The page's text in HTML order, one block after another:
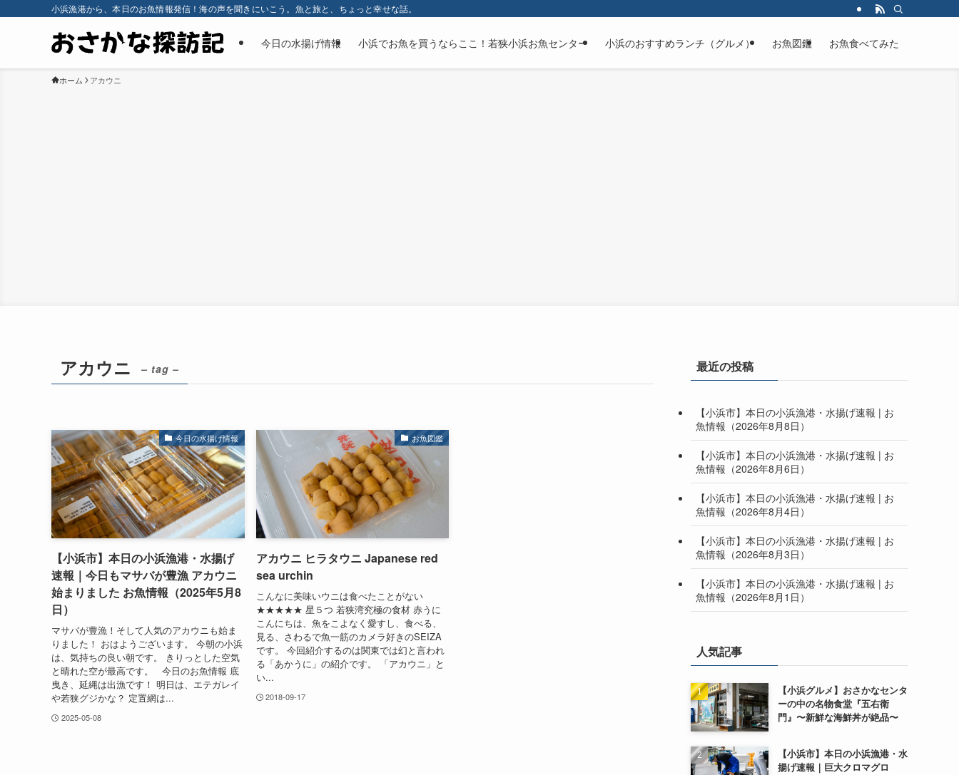
小浜漁港から、本日のお魚情報発信！海の声を聞きにいこう。魚と旅と、ちょっと幸せな話。
今日の水揚げ情報 小浜でお魚を買うならここ！若狭小浜お魚センター 小浜のおすすめランチ（グルメ） お魚図鑑 お魚食べてみた
ホーム アカウニ
アカウニ – tag –
今日の水揚げ情報
【小浜市】本日の小浜漁港・水揚げ
速報｜今日もマサバが豊漁 アカウニ
始まりました お魚情報（2025年5月8
日）
マサバが豊漁！そして人気のアカウニも始ま
りました！ おはようございます。 今朝の小浜
は、気持ちの良い朝です。 きりっとした空気
と晴れた空が最高です。 今日のお魚情報 底
曳き、延縄は出漁です！ 明日は、エテガレイ
や若狭グジかな？ 定置網は...
2025-05-08
お魚図鑑
アカウニ ヒラタウニ Japanese red
sea urchin
こんなに美味いウニは食べたことがない
★★★★★ 星５つ 若狭湾究極の食材 赤うに
こんにちは、魚をこよなく愛すし、食べる、
見る、さわるで魚一筋のカメラ好きのSEIZA
です。 今回紹介するのは関東では幻と言われ
る「あかうに」の紹介です。 「アカウニ」と
い...
2018-09-17
最近の投稿
【小浜市】本日の小浜漁港・水揚げ速報 | お
魚情報（2026年8月8日）
【小浜市】本日の小浜漁港・水揚げ速報 | お
魚情報（2026年8月6日）
【小浜市】本日の小浜漁港・水揚げ速報 | お
魚情報（2026年8月4日）
【小浜市】本日の小浜漁港・水揚げ速報 | お
魚情報（2026年8月3日）
【小浜市】本日の小浜漁港・水揚げ速報 | お
魚情報（2026年8月1日）
人気記事
【小浜グルメ】おさかなセンタ
ーの中の名物食堂『五右衛
門』〜新鮮な海鮮丼が絶品〜
【小浜市】本日の小浜漁港・水
揚げ速報｜巨大クロマグロ